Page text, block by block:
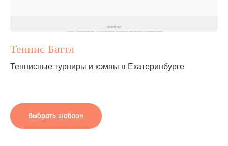
Теннис Баттл
Теннисные турниры и кэмпы в Екатеринбурге
Выбрать шаблон